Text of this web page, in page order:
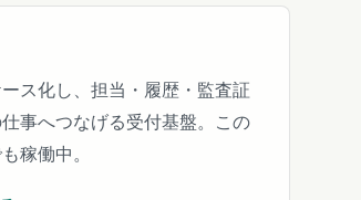
ス化し、担当・履歴・監査証
事へつなげる受付基盤。この
稼働中。